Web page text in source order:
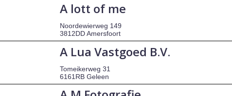
A lott of me
Noordewierweg 149
3812DD Amersfoort
A Lua Vastgoed B.V.
Tomeikerweg 31
6161RB Geleen